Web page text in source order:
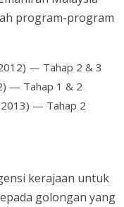
program-program
— Tahap 2 & 3
— Tahap 1 & 2
— Tahap 2
kerajaan untuk
golongan yang